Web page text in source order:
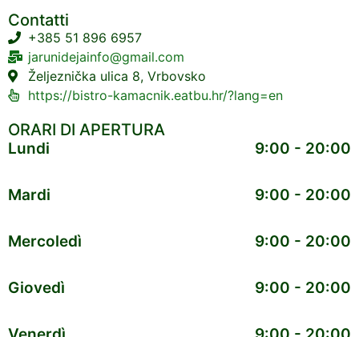
Contatti
+385 51 896 6957
jarunidejainfo@gmail.com
Željeznička ulica 8, Vrbovsko
https://bistro-kamacnik.eatbu.hr/?lang=en
ORARI DI APERTURA
Lundi 9:00 - 20:00
Mardi 9:00 - 20:00
Mercoledì 9:00 - 20:00
Giovedì 9:00 - 20:00